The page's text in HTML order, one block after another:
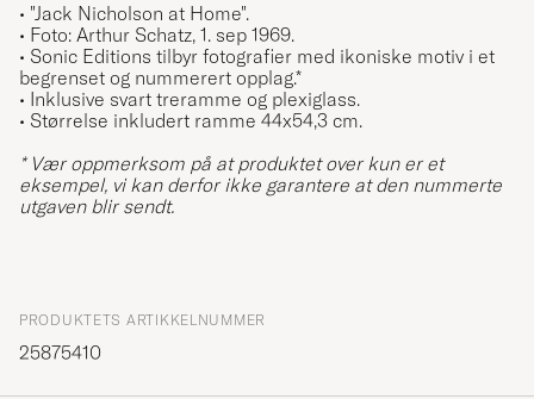
• "Jack Nicholson at Home".
• Foto: Arthur Schatz, 1. sep 1969.
• Sonic Editions tilbyr fotografier med ikoniske motiv i et
begrenset og nummerert opplag.*
• Inklusive svart treramme og plexiglass.
• Størrelse inkludert ramme 44x54,3 cm.
* Vær oppmerksom på at produktet over kun er et
eksempel, vi kan derfor ikke garantere at den nummerte
utgaven blir sendt.
PRODUKTETS ARTIKKELNUMMER
25875410